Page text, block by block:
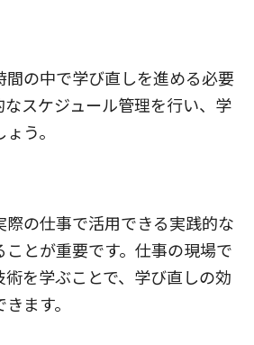
の中で学び直しを進める必要
スケジュール管理を行い、学
う。
の仕事で活用できる実践的な
ことが重要です。仕事の現場で
を学ぶことで、学び直しの効
ます。